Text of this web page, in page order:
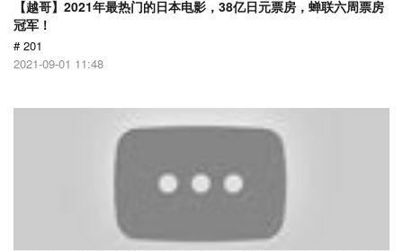
【越哥】2021年最热门的日本电影，38亿日元票房，蝉联六周票房
冠军！
# 201
2021-09-01 11:48